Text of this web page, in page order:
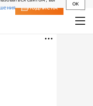
OK
ПОДПИСКА